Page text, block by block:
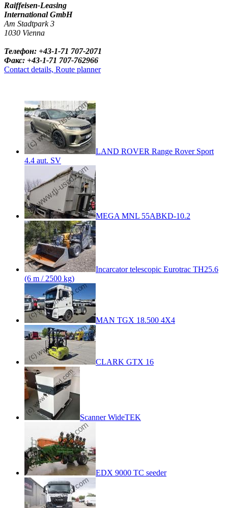
Raiffeisen-Leasing
International GmbH
Am Stadtpark 3
1030 Vienna
Телефон: +43-1-71 707-2071
Факс: +43-1-71 707-762966
Contact details, Route planner
LAND ROVER Range Rover Sport
4.4 aut. SV
MEGA MNL 55ABKD-10.2
Incarcator telescopic Eurotrac TH25.6
(6 m / 2500 kg)
MAN TGX 18.500 4X4
CLARK GTX 16
Scanner WideTEK
EDX 9000 TC seeder